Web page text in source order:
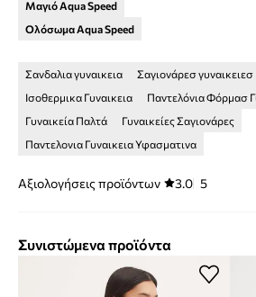
Μαγιό Aqua Speed
Ολόσωμα Aqua Speed
Σανδαλια γυναικεια Σαγιονάρεσ γυναικειεσ
Ισοθερμικα Γυναικεια
Παντελόνια Φόρμασ
Γυναικεία Παλτά
Γυναικείες Σαγιονάρες
Παντελονια Γυναικεια Υφασματινα
Αξιολογήσεις προϊόντων 3.0 5
Συνιστώμενα προϊόντα